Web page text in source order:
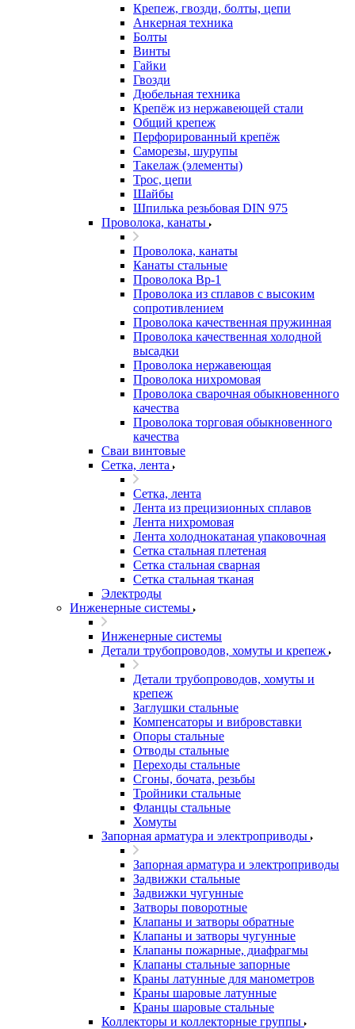
Крепеж, гвозди, болты, цепи
Анкерная техника
Болты
Винты
Гайки
Гвозди
Дюбельная техника
Крепёж из нержавеющей стали
Общий крепеж
Перфорированный крепёж
Саморезы, шурупы
Такелаж (элементы)
Трос, цепи
Шайбы
Шпилька резьбовая DIN 975
Проволока, канаты
Проволока, канаты
Канаты стальные
Проволока Вр-1
Проволока из сплавов с высоким
сопротивлением
Проволока качественная пружинная
Проволока качественная холодной
высадки
Проволока нержавеющая
Проволока нихромовая
Проволока сварочная обыкновенного
качества
Проволока торговая обыкновенного
качества
Сваи винтовые
Сетка, лента
Сетка, лента
Лента из прецизионных сплавов
Лента нихромовая
Лента холоднокатаная упаковочная
Сетка стальная плетеная
Сетка стальная сварная
Сетка стальная тканая
Электроды
Инженерные системы
Инженерные системы
Детали трубопроводов, хомуты и крепеж
Детали трубопроводов, хомуты и
крепеж
Заглушки стальные
Компенсаторы и вибровставки
Опоры стальные
Отводы стальные
Переходы стальные
Сгоны, бочата, резьбы
Тройники стальные
Фланцы стальные
Хомуты
Запорная арматура и электроприводы
Запорная арматура и электроприводы
Задвижки стальные
Задвижки чугунные
Затворы поворотные
Клапаны и затворы обратные
Клапаны и затворы чугунные
Клапаны пожарные, диафрагмы
Клапаны стальные запорные
Краны латунные для манометров
Краны шаровые латунные
Краны шаровые стальные
Коллекторы и коллекторные группы